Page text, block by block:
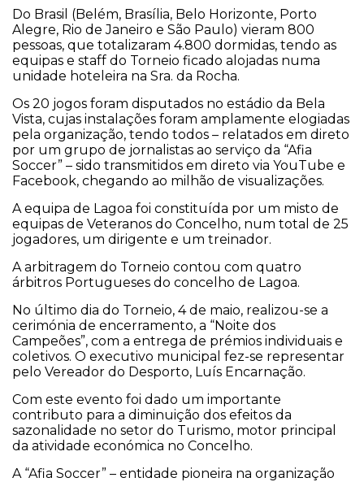
Do Brasil (Belém, Brasília, Belo Horizonte, Porto
Alegre, Rio de Janeiro e São Paulo) vieram 800
pessoas, que totalizaram 4.800 dormidas, tendo as
equipas e staff do Torneio ficado alojadas numa
unidade hoteleira na Sra. da Rocha.
Os 20 jogos foram disputados no estádio da Bela
Vista, cujas instalações foram amplamente elogiadas
pela organização, tendo todos – relatados em direto
por um grupo de jornalistas ao serviço da “Afia
Soccer” – sido transmitidos em direto via YouTube e
Facebook, chegando ao milhão de visualizações.
A equipa de Lagoa foi constituída por um misto de
equipas de Veteranos do Concelho, num total de 25
jogadores, um dirigente e um treinador.
A arbitragem do Torneio contou com quatro
árbitros Portugueses do concelho de Lagoa.
No último dia do Torneio, 4 de maio, realizou-se a
cerimónia de encerramento, a “Noite dos
Campeões”, com a entrega de prémios individuais e
coletivos. O executivo municipal fez-se representar
pelo Vereador do Desporto, Luís Encarnação.
Com este evento foi dado um importante
contributo para a diminuição dos efeitos da
sazonalidade no setor do Turismo, motor principal
da atividade económica no Concelho.
A “Afia Soccer” – entidade pioneira na organização